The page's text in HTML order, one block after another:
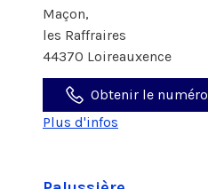
Maçon,
les Raffraires
44370 Loireauxence
Obtenir le numéro
Plus d'infos